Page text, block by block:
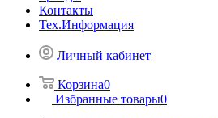
Контакты
Тех.Информация
Личный кабинет
Корзина0
Избранные товары0